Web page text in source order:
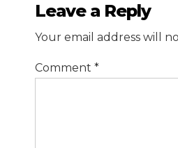
Leave a Reply
Your email address will
Comment *